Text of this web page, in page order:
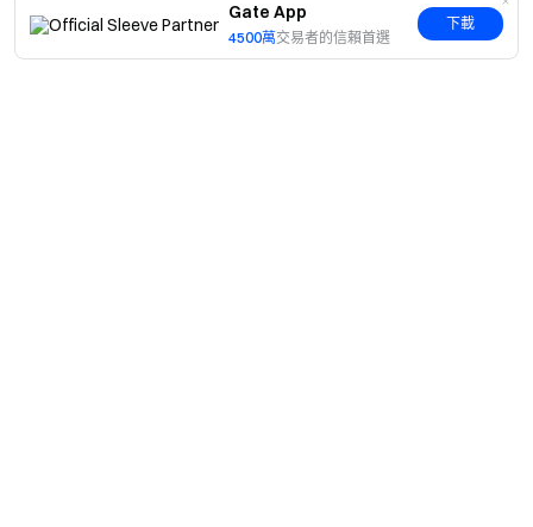
Gate App
4500萬交易者的信賴首選
下載